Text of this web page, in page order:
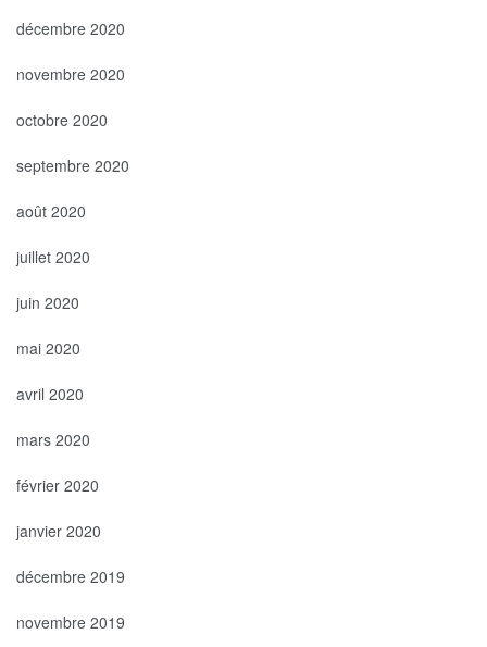
décembre 2020
novembre 2020
octobre 2020
septembre 2020
août 2020
juillet 2020
juin 2020
mai 2020
avril 2020
mars 2020
février 2020
janvier 2020
décembre 2019
novembre 2019